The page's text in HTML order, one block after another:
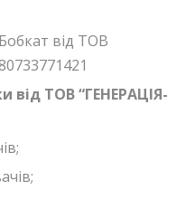
від ТОВ
від ТОВ “ГЕНЕРАЦІЯ-